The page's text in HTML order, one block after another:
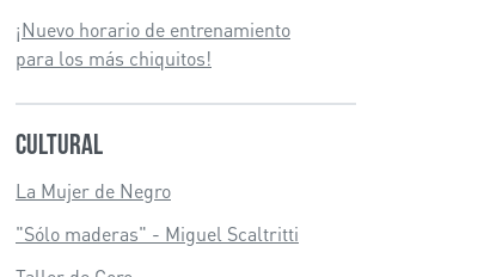
¡Nuevo horario de entrenamiento
para los más chiquitos!
Cultural
La Mujer de Negro
"Sólo maderas" - Miguel Scaltritti